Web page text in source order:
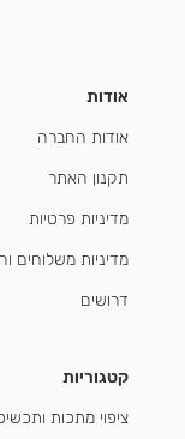
אודות
אודות החברה
תקנון האתר
מדיניות פרטיות
מדיניות משלוחים
דרושים
קטגוריות
ציפוי מתכות